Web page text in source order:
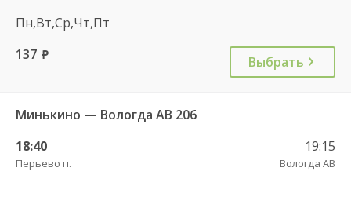
Пн,Вт,Ср,Чт,Пт
137 руб. Выбрать
Минькино — Вологда АВ 206
18:40
Перьево п.
19:15
Вологда АВ